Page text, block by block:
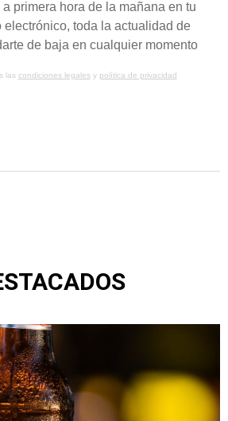
primera hora de la mañana en tu
electrónico, toda la actualidad de
de baja en cualquier momento
las condiciones legalesy política de privacidad